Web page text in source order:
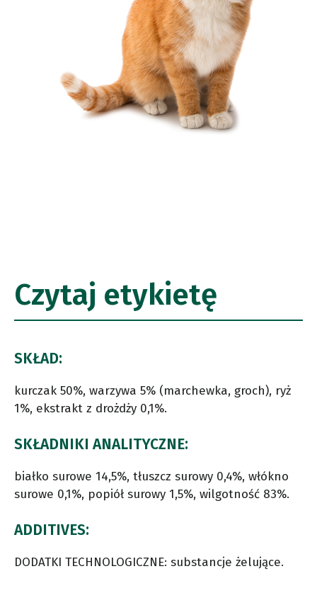
Czytaj etykietę
SKŁAD:
kurczak 50%, warzywa 5% (marchewka, groch), ryż
1%, ekstrakt z drożdży 0,1%.
SKŁADNIKI ANALITYCZNE:
białko surowe 14,5%, tłuszcz surowy 0,4%, włókno
surowe 0,1%, popiół surowy 1,5%, wilgotność 83%.
ADDITIVES:
DODATKI TECHNOLOGICZNE: substancje żelujące.